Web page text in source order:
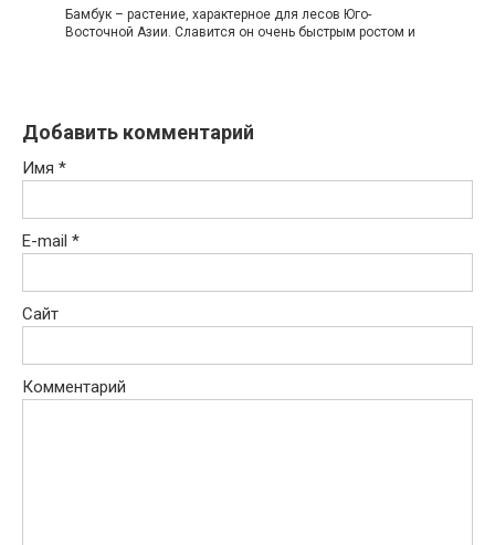
Бамбук – растение, характерное для лесов Юго-
Восточной Азии. Славится он очень быстрым ростом и
Добавить комментарий
Имя *
E-mail *
Сайт
Комментарий